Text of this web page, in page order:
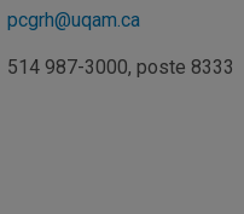
pcgrh@uqam.ca
514 987-3000, poste 8333